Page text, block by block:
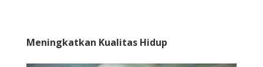
Meningkatkan Kualitas Hidup